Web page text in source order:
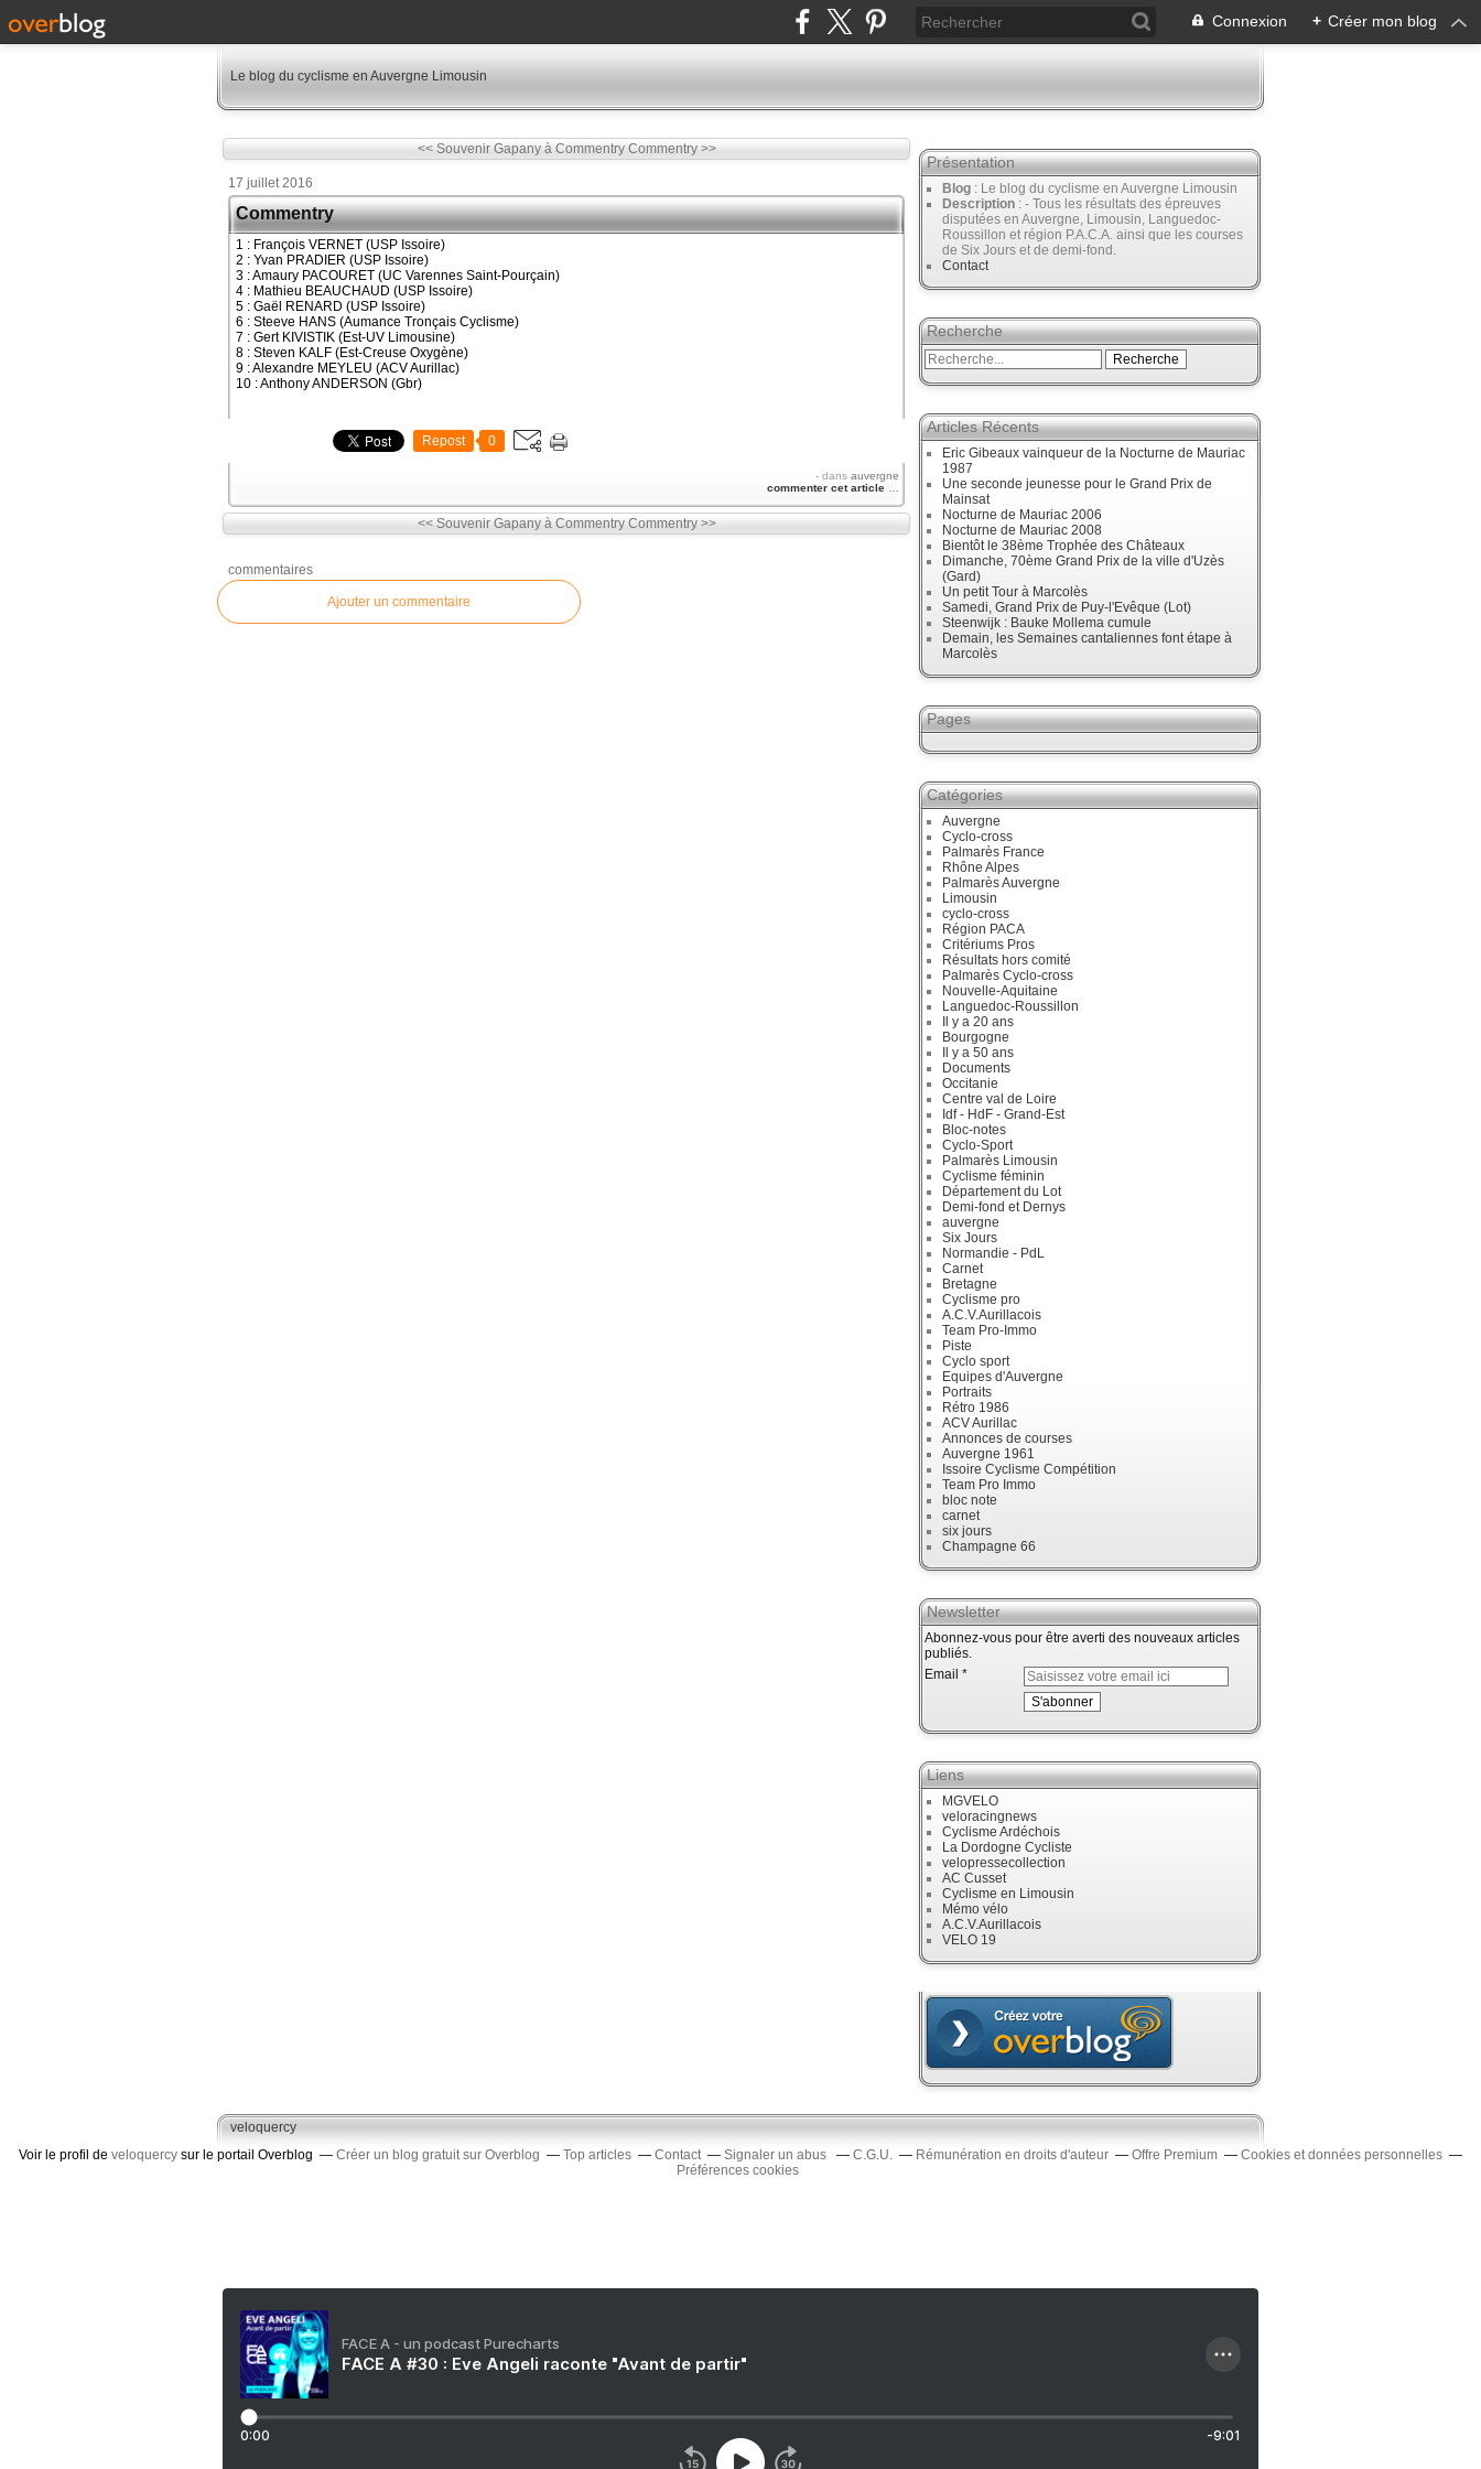
Connexion + Créer mon blog
Le blog du cyclisme en Auvergne Limousin
<< Souvenir Gapany à Commentry Commentry >>
17 juillet 2016
Commentry
1 : François VERNET (USP Issoire)
2 : Yvan PRADIER (USP Issoire)
3 : Amaury PACOURET (UC Varennes Saint-Pourçain)
4 : Mathieu BEAUCHAUD (USP Issoire)
5 : Gaël RENARD (USP Issoire)
6 : Steeve HANS (Aumance Tronçais Cyclisme)
7 : Gert KIVISTIK (Est-UV Limousine)
8 : Steven KALF (Est-Creuse Oxygène)
9 : Alexandre MEYLEU (ACV Aurillac)
10 : Anthony ANDERSON (Gbr)
Repost 0
- dans auvergne
commenter cet article
<< Souvenir Gapany à Commentry Commentry >>
commentaires
Ajouter un commentaire
Présentation
Blog : Le blog du cyclisme en Auvergne Limousin
Description : - Tous les résultats des épreuves
disputées en Auvergne, Limousin, Languedoc-
Roussillon et région P.A.C.A. ainsi que les courses
de Six Jours et de demi-fond.
Contact
Recherche
Articles Récents
Eric Gibeaux vainqueur de la Nocturne de Mauriac
1987
Une seconde jeunesse pour le Grand Prix de
Mainsat
Nocturne de Mauriac 2006
Nocturne de Mauriac 2008
Bientôt le 38ème Trophée des Châteaux
Dimanche, 70ème Grand Prix de la ville d'Uzès
(Gard)
Un petit Tour à Marcolès
Samedi, Grand Prix de Puy-l'Evêque (Lot)
Steenwijk : Bauke Mollema cumule
Demain, les Semaines cantaliennes font étape à
Marcolès
Pages
Catégories
Auvergne
Cyclo-cross
Palmarès France
Rhône Alpes
Palmarès Auvergne
Limousin
cyclo-cross
Région PACA
Critériums Pros
Résultats hors comité
Palmarès Cyclo-cross
Nouvelle-Aquitaine
Languedoc-Roussillon
Il y a 20 ans
Bourgogne
Il y a 50 ans
Documents
Occitanie
Centre val de Loire
Idf - HdF - Grand-Est
Bloc-notes
Cyclo-Sport
Palmarès Limousin
Cyclisme féminin
Département du Lot
Demi-fond et Dernys
auvergne
Six Jours
Normandie - PdL
Carnet
Bretagne
Cyclisme pro
A.C.V.Aurillacois
Team Pro-Immo
Piste
Cyclo sport
Equipes d'Auvergne
Portraits
Rétro 1986
ACV Aurillac
Annonces de courses
Auvergne 1961
Issoire Cyclisme Compétition
Team Pro Immo
bloc note
carnet
six jours
Champagne 66
Newsletter
Abonnez-vous pour être averti des nouveaux articles
publiés.
Email
Liens
MGVELO
veloracingnews
Cyclisme Ardéchois
La Dordogne Cycliste
velopressecollection
AC Cusset
Cyclisme en Limousin
Mémo vélo
A.C.V.Aurillacois
VELO 19
veloquercy
Voir le profil de veloquercy sur le portail Overblog Créer un blog gratuit sur Overblog Top articles Contact Signaler un abus C.G.U. Rémunération en droits d'auteur Offre Premium
Cookies et données personnelles
Préférences cookies
FACE A - un podcast Purecharts
FACE A #30 : Eve Angeli raconte "Avant de partir"
0:00 -9:01